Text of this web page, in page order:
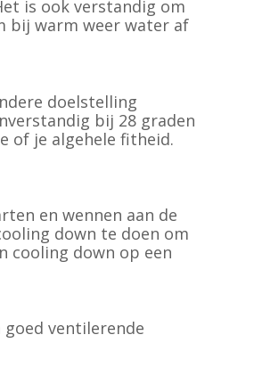
is ook verstandig om
bij warm weer water af
doelstelling
bij 28 graden
of je algehele fitheid.
en wennen aan de
down te doen om
cooling down op een
ventilerende